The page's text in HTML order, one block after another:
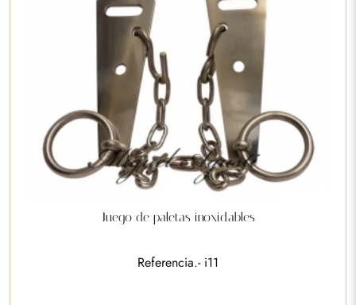
Juego de paletas inoxidables
Referencia.- i11